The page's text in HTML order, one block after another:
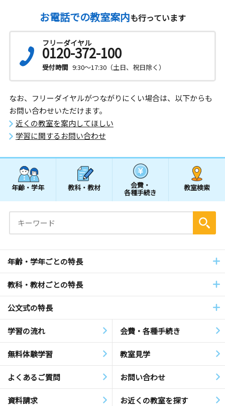
お電話での教室案内も行っています
フリーダイヤル
0120-372-100
受付時間 9:30～17:30（土日、祝日除く）
なお、フリーダイヤルがつながりにくい場合は、以下からも
お問い合わせいただけます。
近くの教室を案内してほしい
学習に関するお問い合わせ
年齢・学年 教科・教材 会費・
各種手続き
教室検索
年齢・学年ごとの特長
教科・教材ごとの特長
公文式の特長
学習の流れ 会費・各種手続き
無料体験学習 教室見学
よくあるご質問 お問い合わせ
資料請求 お近くの教室を探す